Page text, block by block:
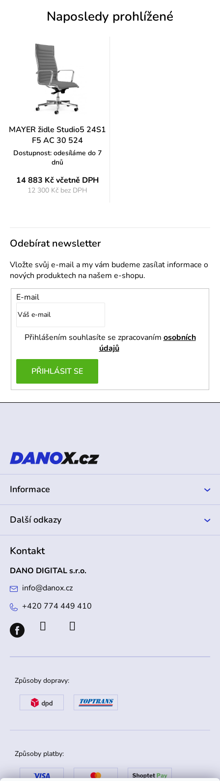
Naposledy prohlížené
MAYER židle Studio5 24S1
F5 AC 30 524
Dostupnost: odesíláme do 7
dnů
14 883 Kčvčetně DPH
12 300 Kč bez DPH
Odebírat newsletter
Vložte svůj e-mail a my vám budeme zasílat informace o
nových produktech na našem e-shopu.
E-mail
Přihlášením souhlasíte se zpracovaním osobních
údajů
PŘIHLÁSIT SE
t
Informace
Další odkazy
Kontakt
DANO DIGITAL s.r.o.
info@danox.cz
+420 774 449 410
Způsoby dopravy:
Způsoby platby: